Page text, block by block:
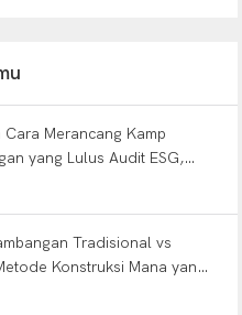
Cara Merancang Kamp
yang Lulus Audit ESG,
Tradisional vs
Konstruksi Mana yang